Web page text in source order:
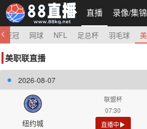
直播 录像/集锦
亚冠 网球 NFL 足总杯 羽毛球
美职联直播
2026-08-07
纽约城
联盟杯
07:30
直播中